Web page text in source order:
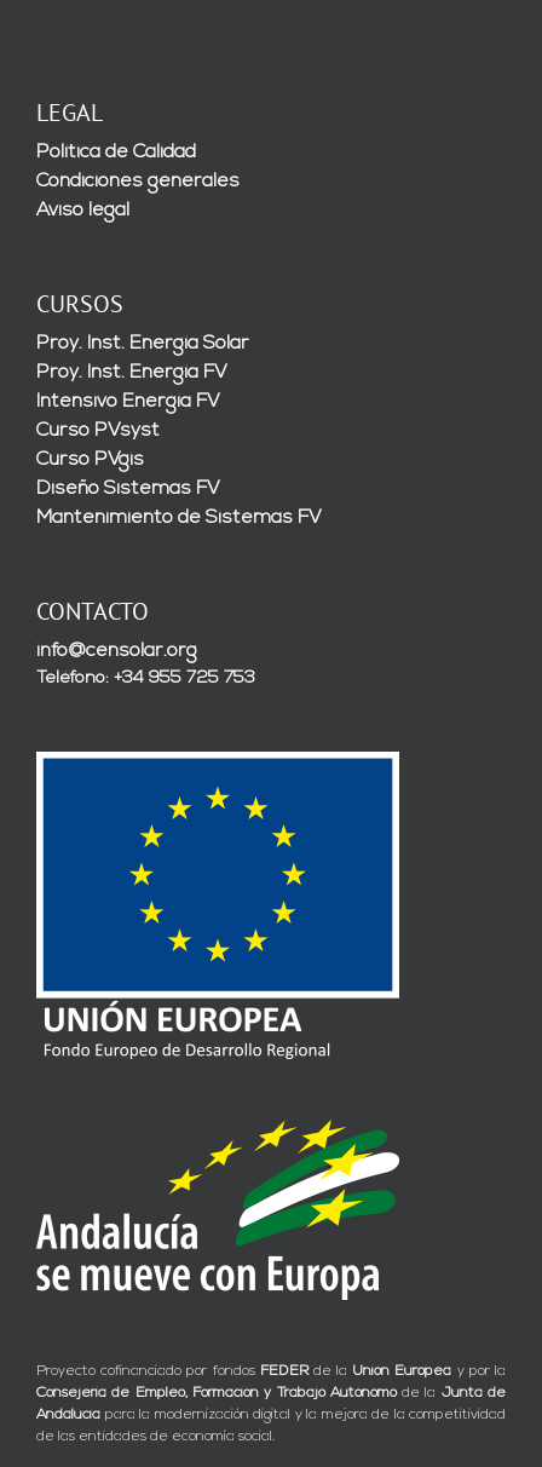
LEGAL
Política de Calidad
Condiciones generales
Aviso legal
CURSOS
Proy. Inst. Energía Solar
Proy. Inst. Energía FV
Intensivo Energía FV
Curso PVsyst
Curso PVgis
Diseño Sistemas FV
Mantenimiento de Sistemas FV
CONTACTO
info@censolar.org
Teléfono: +34 955 725 753
Proyecto cofinanciado por fondos FEDERde la Unión Europea y por la
Consejería de Empleo, Formación y Trabajo Autónomode la Junta de
Andalucía para la modernización digital y la mejora de la competitividad
de las entidades de economía social.